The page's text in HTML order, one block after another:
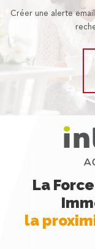
Créer une alerte
La
la